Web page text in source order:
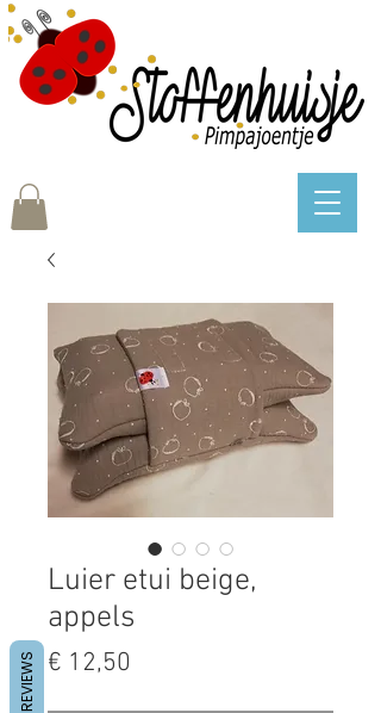
Luier etui beige,
appels
€ 12,50
REVIEWS